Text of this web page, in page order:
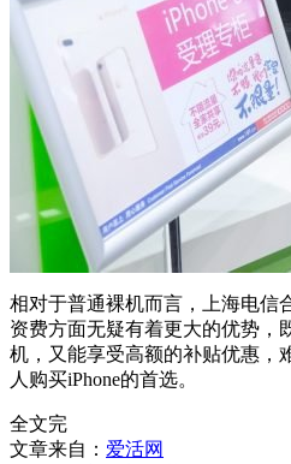
相对于普通裸机而言，上海电信
资费方面无疑有着更大的优势，
机，又能享受高额的补贴优惠，
人购买iPhone的首选。
全文完
文章来自： 爱活网